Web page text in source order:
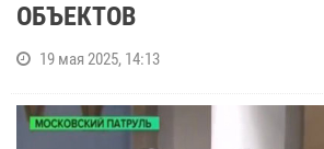
ОБЪЕКТОВ
19 мая 2025, 14:13